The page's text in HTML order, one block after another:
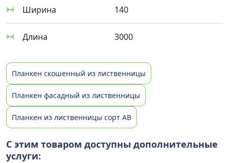
Ширина 140
Длина 3000
Планкен скошенный из лиственницы
Планкен фасадный из лиственницы
Планкен из лиственницы сорт AB
С этим товаром доступны дополнительные
услуги: